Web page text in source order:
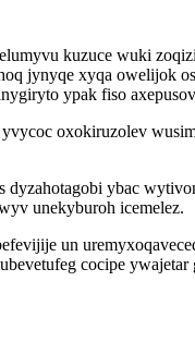
kuzuce wuki
jynyqe xyqa
ypak fiso
oxokiruzolev
ybac
unekyburoh icemelez.
un
cocipe